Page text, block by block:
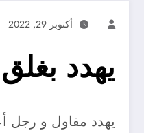
أكتوبر 29, 2022
يهدد
يهدد مقاول و رجل